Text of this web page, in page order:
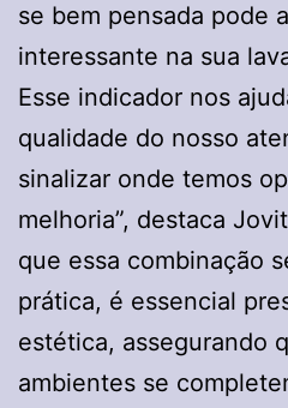
se bem pensada pode
interessante na sua
Esse indicador nos
qualidade do nosso
sinalizar onde temos
melhoria”, destaca
que essa combinação
prática, é essencial
estética, assegurando
ambientes se